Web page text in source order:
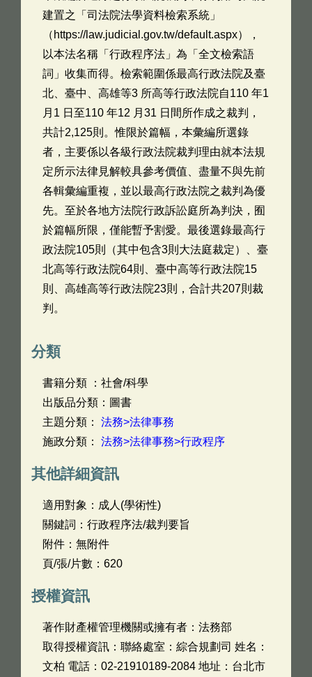
建置之「司法院法學資料檢索系統」
（https://law.judicial.gov.tw/default.aspx），
以本法名稱「行政程序法」為「全文檢索語
詞」收集而得。檢索範圍係最高行政法院及臺
北、臺中、高雄等3 所高等行政法院自110 年1
月1 日至110 年12 月31 日間所作成之裁判，
共計2,125則。惟限於篇幅，本彙編所選錄
者，主要係以各級行政法院裁判理由就本法規
定所示法律見解較具參考價值、盡量不與先前
各輯彙編重複，並以最高行政法院之裁判為優
先。至於各地方法院行政訴訟庭所為判決，囿
於篇幅所限，僅能暫予割愛。最後選錄最高行
政法院105則（其中包含3則大法庭裁定）、臺
北高等行政法院64則、臺中高等行政法院15
則、高雄高等行政法院23則，合計共207則裁
判。
分類
書籍分類 ：社會/科學
出版品分類：圖書
主題分類： 法務>法律事務
施政分類： 法務>法律事務>行政程序
其他詳細資訊
適用對象：成人(學術性)
關鍵詞：行政程序法/裁判要旨
附件：無附件
頁/張/片數：620
授權資訊
著作財產權管理機關或擁有者：法務部
取得授權資訊：聯絡處室：綜合規劃司 姓名：
文柏 電話：02-21910189-2084 地址：台北市